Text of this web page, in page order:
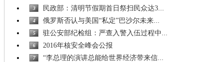
3 民政部：清明节假期首日祭扫民众达3...
4 俄罗斯否认与美国“私定”巴沙尔未来...
5 驻公安部纪检组：严查入警入伍过程中...
6 2016年核安全峰会公报
7 “李总理的演讲总能给世界经济带来信...